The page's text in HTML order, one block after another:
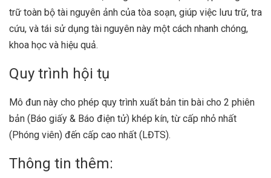
trữ toàn bộ tài nguyên ảnh của tòa soạn, giúp việc lưu trữ, tra
cứu, và tái sử dụng tài nguyên này một cách nhanh chóng,
khoa học và hiệu quả.
Quy trình hội tụ
Mô đun này cho phép quy trình xuất bản tin bài cho 2 phiên
bản (Báo giấy & Báo điện tử) khép kín, từ cấp nhỏ nhất
(Phóng viên) đến cấp cao nhất (LĐTS).
Thông tin thêm: